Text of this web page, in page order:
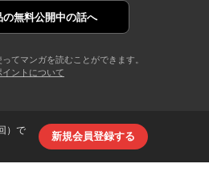
の無料公開中の話へ
てマンガを読むことができます。
イントについて
）で
新規会員登録する